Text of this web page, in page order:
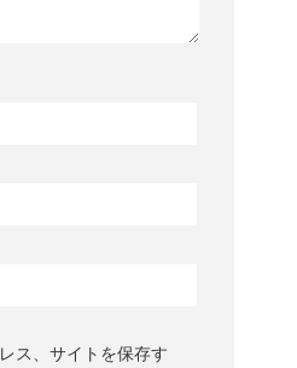
ス、サイトを保存す